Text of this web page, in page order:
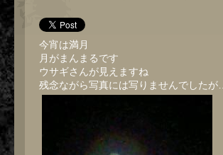
今宵は満月
月がまんまるです
ウサギさんが見えますね
残念ながら写真には写りませんでしたが…